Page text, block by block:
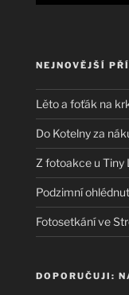
NEJNOVĚJŠÍ
Lěto a foťák na
Do Kotelny za
Z fotoakce u Tiny
Podzimní
Fotosetkání ve
DOPORUČUJI: